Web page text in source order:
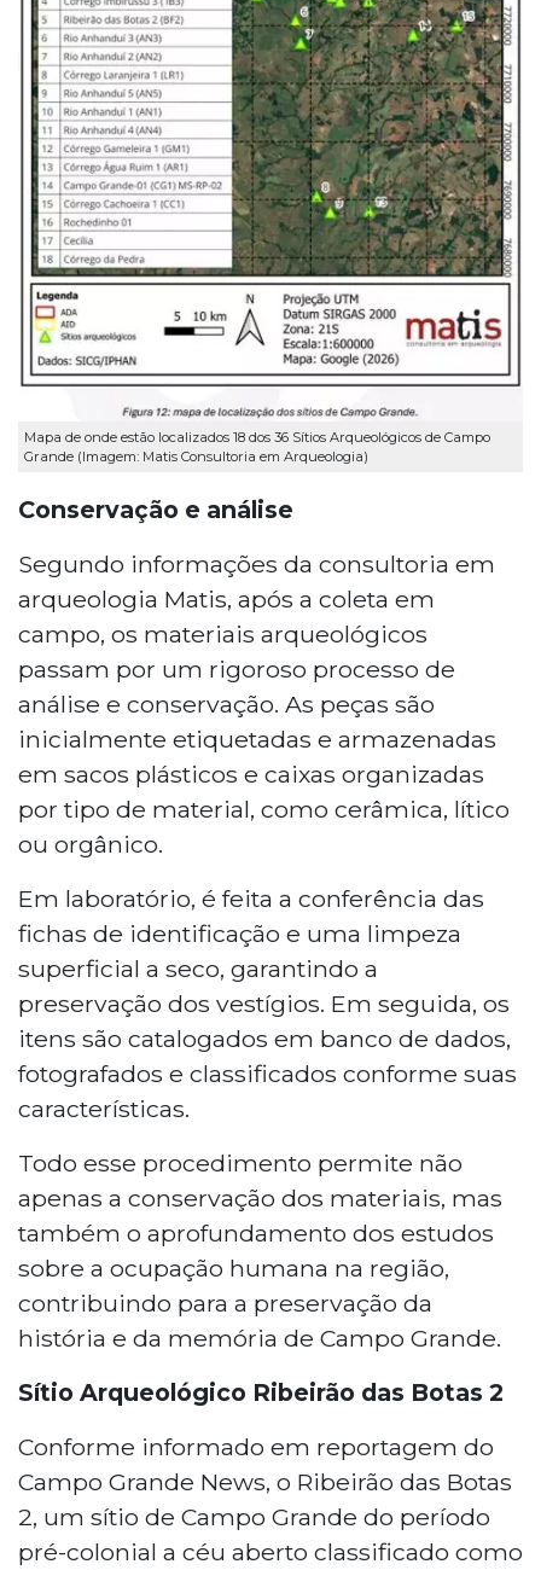
Mapa de onde estão localizados 18 dos 36 Sítios Arqueológicos de Campo
Grande (Imagem: Matis Consultoria em Arqueologia)
Conservação e análise
Segundo informações da consultoria em
arqueologia Matis, após a coleta em
campo, os materiais arqueológicos
passam por um rigoroso processo de
análise e conservação. As peças são
inicialmente etiquetadas e armazenadas
em sacos plásticos e caixas organizadas
por tipo de material, como cerâmica, lítico
ou orgânico.
Em laboratório, é feita a conferência das
fichas de identificação e uma limpeza
superficial a seco, garantindo a
preservação dos vestígios. Em seguida, os
itens são catalogados em banco de dados,
fotografados e classificados conforme suas
características.
Todo esse procedimento permite não
apenas a conservação dos materiais, mas
também o aprofundamento dos estudos
sobre a ocupação humana na região,
contribuindo para a preservação da
história e da memória de Campo Grande.
Sítio Arqueológico Ribeirão das Botas 2
Conforme informado em reportagem do
Campo Grande News, o Ribeirão das Botas
2, um sítio de Campo Grande do período
pré-colonial a céu aberto classificado como